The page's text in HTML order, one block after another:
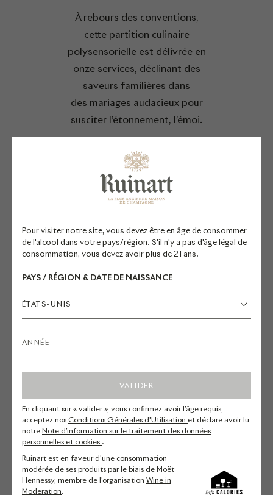
Pour visiter notre site, vous devez être en âge de consommer
de l'alcool dans votre pays/région. S'il n'y a pas d'âge légal de
consommation, vous devez avoir plus de 21 ans.
PAYS / RÉGION & DATE DE NAISSANCE
ÉTATS-UNIS
VALIDER
En cliquant sur « valider », vous confirmez avoir l’âge requis,
acceptez nos Conditions Générales d'Utilisation et déclare avoir lu
notre Note d’information sur le traitement des données
personnelles et cookies .
Ruinart est en faveur d'une consommation
modérée de ses produits par le biais de Moët
Hennessy, membre de l'organisation Wine in
Moderation.
À rebours des conventions,
cette partition culinaire
polysensorielle est délivrée en
onze services, déclinant des
saveurs familières dans
des mariages audacieux pour
susciter l’étonnement, l’émoi.
Ce menu exclusif accords mets et
champagne Ruinart est proposé
sur réservation les 02 novembre,
23 novembre et 14 décembre à la
Montreuil.
Les cuvées Ruinart Rosé et Dom